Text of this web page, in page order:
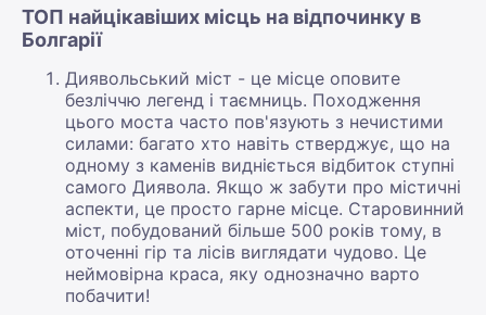
ТОП найцікавіших місць на відпочинку в
Болгарії
Диявольський міст - це місце оповите
безліччю легенд і таємниць. Походження
цього моста часто пов'язують з нечистими
силами: багато хто навіть стверджує, що на
одному з каменів видніється відбиток ступні
самого Диявола. Якщо ж забути про містичні
аспекти, це просто гарне місце. Старовинний
міст, побудований більше 500 років тому, в
оточенні гір та лісів виглядати чудово. Це
неймовірна краса, яку однозначно варто
побачити!